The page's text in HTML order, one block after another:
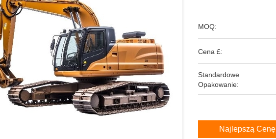
MOQ:
Cena £:
Standardowe
Opakowanie:
Najlepszą Cenę